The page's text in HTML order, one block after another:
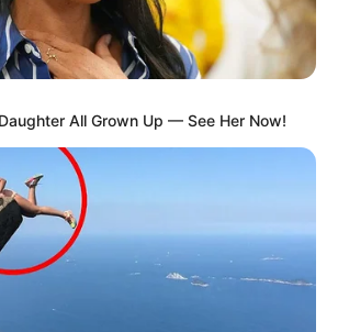
All Grown Up — See Her Now!